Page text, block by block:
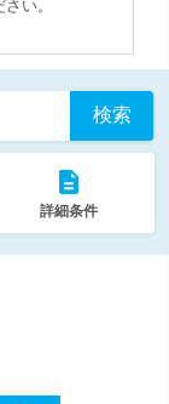
い。
検索
詳細条件